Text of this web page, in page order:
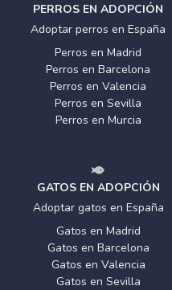
PERROS EN ADOPCIÓN
Adoptar perros en España
Perros en Madrid
Perros en Barcelona
Perros en Valencia
Perros en Sevilla
Perros en Murcia
GATOS EN ADOPCIÓN
Adoptar gatos en España
Gatos en Madrid
Gatos en Barcelona
Gatos en Valencia
Gatos en Sevilla